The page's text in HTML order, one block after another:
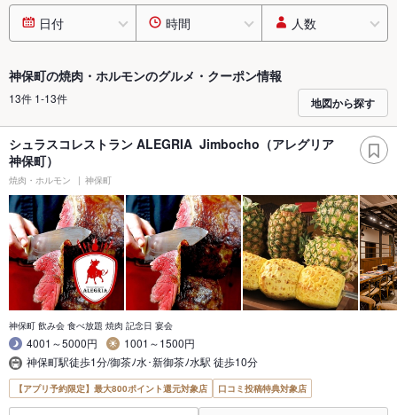
日付 時間 人数
神保町の焼肉・ホルモンのグルメ・クーポン情報
13件 1-13件 地図から探す
シュラスコレストラン ALEGRIA Jimbocho（アレグリア
神保町）
焼肉・ホルモン 神保町
神保町 飲み会 食べ放題 焼肉 記念日 宴会
4001～5000円
1001～1500円
神保町駅徒歩1分/御茶ﾉ水･新御茶ﾉ水駅 徒歩10分
【アプリ予約限定】最大800ポイント還元対象店 口コミ投稿特典対象店